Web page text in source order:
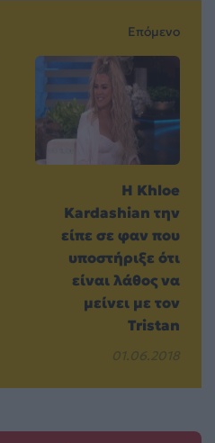
Επόμενο
Η Khloe
Kardashian την
είπε σε φαν που
υποστήριξε ότι
είναι λάθος να
μείνει με τον
Tristan
01.06.2018